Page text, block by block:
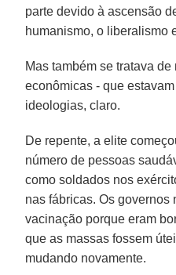
parte devido à ascensão
humanismo, o liberalismo
Mas também se tratava
econômicas - que
ideologias, claro.
De repente, a elite
número de pessoas
como soldados nos
nas fábricas. Os governos
vacinação porque eram
que as massas fossem
mudando novamente.